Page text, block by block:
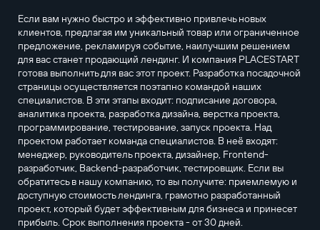
Если вам нужно быстро и эффективно привлечь новых
клиентов, предлагая им уникальный товар или ограниченное
предложение, рекламируя событие, наилучшим решением
для вас станет продающий лендинг. И компания PLACESTART
готова выполнить для вас этот проект. Разработка посадочной
страницы осуществляется поэтапно командой наших
специалистов. В эти этапы входит: подписание договора,
аналитика проекта, разработка дизайна, верстка проекта,
программирование, тестирование, запуск проекта. Над
проектом работает команда специалистов. В неё входят:
менеджер, руководитель проекта, дизайнер, Frontend-
разработчик, Backend-разработчик, тестировщик. Если вы
обратитесь в нашу компанию, то вы получите: приемлемую и
доступную стоимость лендинга, грамотно разработанный
проект, который будет эффективным для бизнеса и принесет
прибыль. Срок выполнения проекта - от 30 дней.